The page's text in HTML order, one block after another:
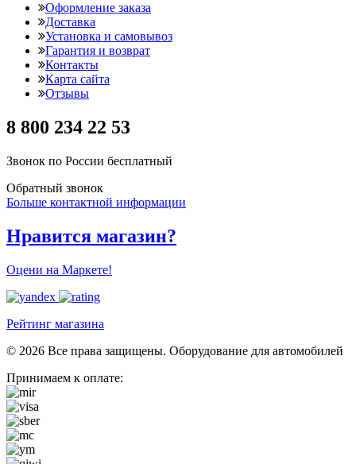
Оформление заказа
Доставка
Установка и самовывоз
Гарантия и возврат
Контакты
Карта сайта
Отзывы
8 800 234 22 53
Звонок по России бесплатный
Обратный звонок
Больше контактной информации
Нравится магазин?
Оцени на Маркете!
Рейтинг магазина
© 2026 Все права защищены. Оборудование для автомобилей
Принимаем к оплате: